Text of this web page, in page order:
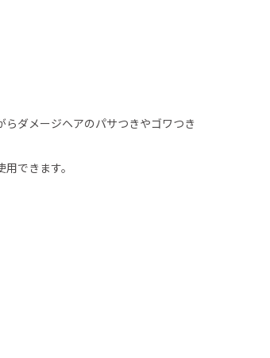
ダメージヘアのパサつきやゴワつき
できます。